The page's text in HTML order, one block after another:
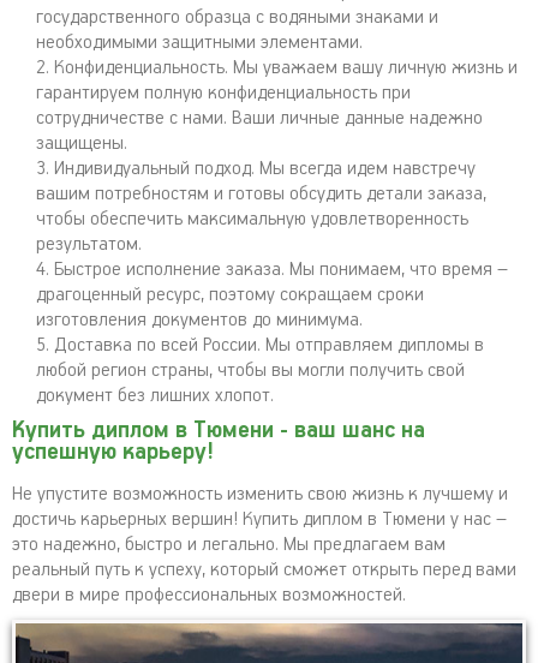
государственного образца с водяными знаками и
необходимыми защитными элементами.
Конфиденциальность. Мы уважаем вашу личную жизнь и
гарантируем полную конфиденциальность при
сотрудничестве с нами. Ваши личные данные надежно
защищены.
Индивидуальный подход. Мы всегда идем навстречу
вашим потребностям и готовы обсудить детали заказа,
чтобы обеспечить максимальную удовлетворенность
результатом.
Быстрое исполнение заказа. Мы понимаем, что время –
драгоценный ресурс, поэтому сокращаем сроки
изготовления документов до минимума.
Доставка по всей России. Мы отправляем дипломы в
любой регион страны, чтобы вы могли получить свой
документ без лишних хлопот.
Купить диплом в Тюмени - ваш шанс на
успешную карьеру!
Не упустите возможность изменить свою жизнь к лучшему и
достичь карьерных вершин! Купить диплом в Тюмени у нас –
это надежно, быстро и легально. Мы предлагаем вам
реальный путь к успеху, который сможет открыть перед вами
двери в мире профессиональных возможностей.